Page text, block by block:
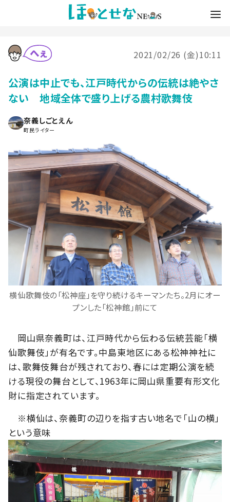
2021/02/26 (金)10:11
公演は中止でも、江戸時代からの伝統は絶やさ
ない 地域全体で盛り上げる農村歌舞伎
奈義しごとえん
町民ライター
横仙歌舞伎の「松神座」を守り続けるキーマンたち。2月にオー
プンした「松神館」前にて
岡山県奈義町は、江戸時代から伝わる伝統芸能「横
仙歌舞伎」が有名です。中島東地区にある松神神社に
は、歌舞伎舞台が残されており、春には定期公演を続
ける現役の舞台として、1963年に岡山県重要有形文化
財に指定されています。
※横仙は、奈義町の辺りを指す古い地名で「山の横」
という意味